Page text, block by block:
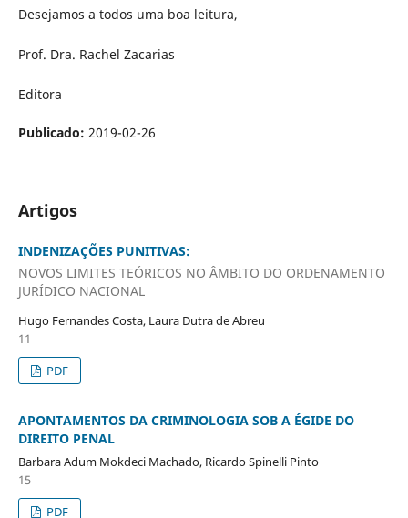
Desejamos a todos uma boa leitura,
Prof. Dra. Rachel Zacarias
Editora
Publicado: 2019-02-26
Artigos
INDENIZAÇÕES PUNITIVAS:
NOVOS LIMITES TEÓRICOS NO ÂMBITO DO ORDENAMENTO
JURÍDICO NACIONAL
Hugo Fernandes Costa, Laura Dutra de Abreu
11
PDF
APONTAMENTOS DA CRIMINOLOGIA SOB A ÉGIDE DO
DIREITO PENAL
Barbara Adum Mokdeci Machado, Ricardo Spinelli Pinto
15
PDF